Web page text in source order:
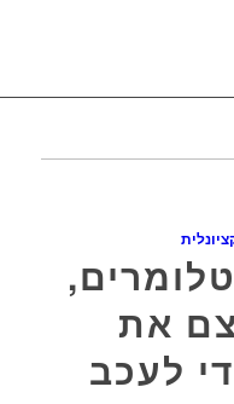
את
לעכב